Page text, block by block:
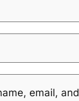
email, and